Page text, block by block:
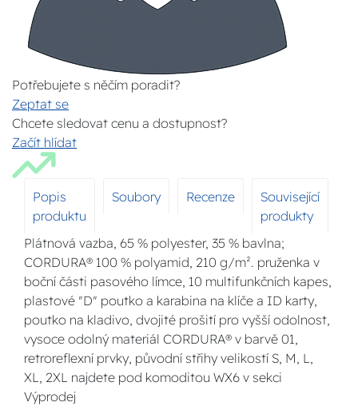
Potřebujete s něčím poradit?
Zeptat se
Chcete sledovat cenu a dostupnost?
Začít hlídat
Popis
produktu
Soubory Recenze
Související
produkty
Plátnová vazba, 65 % polyester, 35 % bavlna;
CORDURA® 100 % polyamid, 210 g/m². pruženka v
boční části pasového límce, 10 multifunkčních kapes,
plastové "D" poutko a karabina na klíče a ID karty,
poutko na kladivo, dvojité prošití pro vyšší odolnost,
vysoce odolný materiál CORDURA® v barvě 01,
retroreflexní prvky, původní střihy velikostí S, M, L,
XL, 2XL najdete pod komoditou WX6 v sekci
Výprodej